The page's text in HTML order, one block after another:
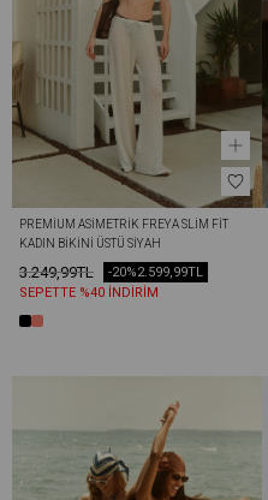
PREMIUM ASIMETRIK FREYA SLIM FIT
KADIN BIKINI ÜSTÜ SIYAH
3.249,99TL 2.599,99TL
-20%
SEPETTE %40 İNDİRİM